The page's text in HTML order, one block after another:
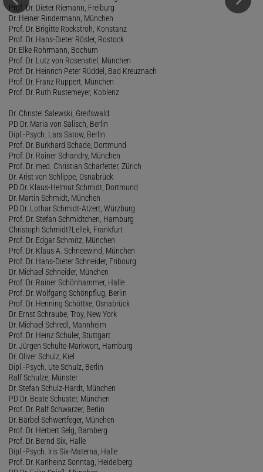
Prof. Dr. Dieter Riemann, Freiburg
Dr. Heiner Rindermann, München
Prof. Dr. Brigitte Rockstroh, Konstanz
Prof. Dr. Hans-Dieter Rösler, Rostock
Dr. Elke Rohrmann, Bochum
Prof. Dr. Lutz von Rosenstiel, München
Prof. Dr. Heinrich Peter Rüddel, Bad Kreuznach
Prof. Dr. Franz Ruppert, München
Prof. Dr. Ruth Rustemeyer, Koblenz
Dr. Christel Salewski, Greifswald
PD Dr. Maria von Salisch, Berlin
Dipl.-Psych. Lars Satow, Berlin
Prof. Dr. Burkhard Schade, Dortmund
Prof. Dr. Rainer Schandry, München
Prof. Dr. med. Christian Scharfetter, Zürich
Dr. Arist von Schlippe, Osnabrück
PD Dr. Klaus-Helmut Schmidt, Dortmund
Dr. Martin Schmidt, München
PD Dr. Lothar Schmidt-Atzert, Würzburg
Prof. Dr. Stefan Schmidtchen, Hamburg
Christoph Schmidt?Lellek, Frankfurt
Prof. Dr. Edgar Schmitz, München
Prof. Dr. Klaus A. Schneewind, München
Prof. Dr. Hans-Dieter Schneider, Fribourg
Dr. Michael Schneider, München
Prof. Dr. Rainer Schönhammer, Halle
Prof. Dr. Wolfgang Schönpflug, Berlin
Prof. Dr. Henning Schöttke, Osnabrück
Dr. Ernst Schraube, Troy, New York
Dr. Michael Schredl, Mannheim
Prof. Dr. Heinz Schuler, Stuttgart
Dr. Jürgen Schulte-Markwort, Hamburg
Dr. Oliver Schulz, Kiel
Dipl.-Psych. Ute Schulz, Berlin
Ralf Schulze, Münster
Dr. Stefan Schulz-Hardt, München
PD Dr. Beate Schuster, München
Prof. Dr. Ralf Schwarzer, Berlin
Dr. Bärbel Schwertfeger, München
Prof. Dr. Herbert Selg, Bamberg
Prof. Dr. Bernd Six, Halle
Dipl.-Psych. Iris Six-Materna, Halle
Prof. Dr. Karlheinz Sonntag, Heidelberg